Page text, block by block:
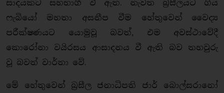
සාදයකට සහභාගී වී ඇත. නැවත බ්‍රසීලයට ගිය
ෆැබියෝ මහතා අසනීප වීම හේතුවෙන් වෛද්‍ය
පරීක්ෂණයට යොමුවූ බවත්, එම අවස්ථාවේදී
කොරෝනා වයිරසය ආසාදනය වී ඇති බව තහවුරු
වූ බවත් වාර්තා වේ.
මේ හේතුවෙන් බ්‍රසීල ජනාධිපති ජාර් බොල්සරානෝ